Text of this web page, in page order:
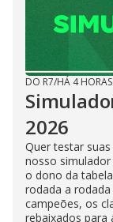
DO R7/HÁ 4 HORAS
2026
Quer testar
nosso
o dono da
rodada a
campeões, os
rebaixados para